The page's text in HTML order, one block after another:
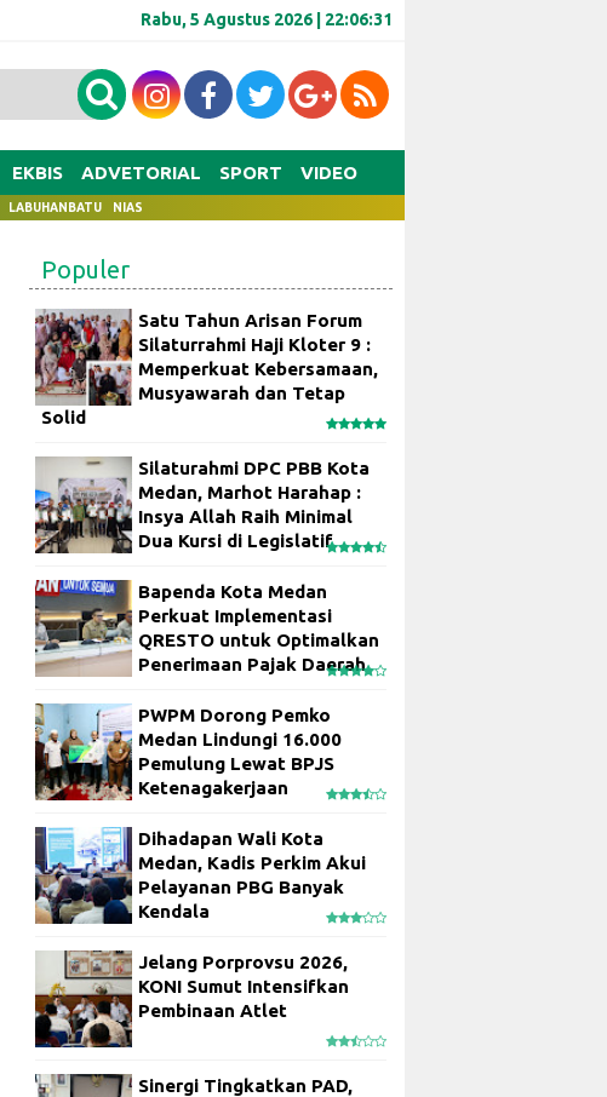
Rabu, 5 Agustus 2026 | 22:06:32
EKBIS ADVETORIAL SPORT VIDEO
LABUHANBATU NIAS
Populer
Satu Tahun Arisan Forum
Silaturrahmi Haji Kloter 9 :
Memperkuat Kebersamaan,
Musyawarah dan Tetap
Solid
Silaturahmi DPC PBB Kota
Medan, Marhot Harahap :
Insya Allah Raih Minimal
Dua Kursi di Legislatif
Bapenda Kota Medan
Perkuat Implementasi
QRESTO untuk Optimalkan
Penerimaan Pajak Daerah
PWPM Dorong Pemko
Medan Lindungi 16.000
Pemulung Lewat BPJS
Ketenagakerjaan
Dihadapan Wali Kota
Medan, Kadis Perkim Akui
Pelayanan PBG Banyak
Kendala
Jelang Porprovsu 2026,
KONI Sumut Intensifkan
Pembinaan Atlet
Sinergi Tingkatkan PAD,